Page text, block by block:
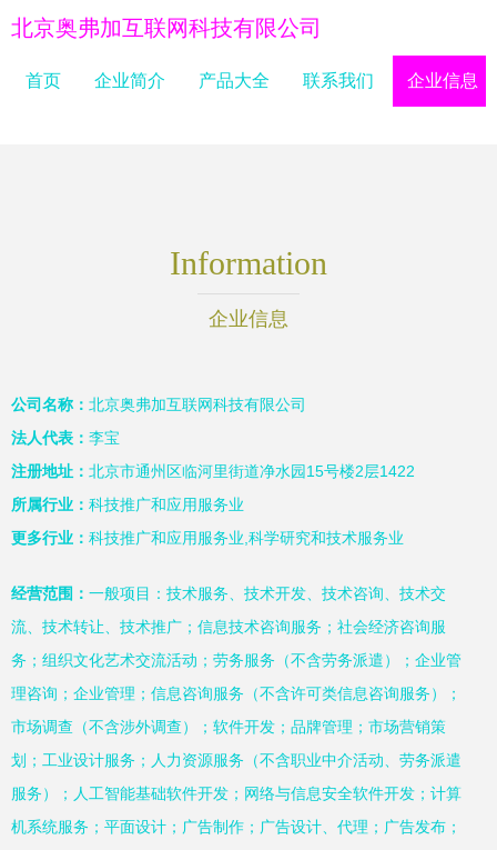
北京奥弗加互联网科技有限公司
首页 企业简介 产品大全 联系我们 企业信息
Information
企业信息
公司名称： 北京奥弗加互联网科技有限公司
法人代表： 李宝
注册地址： 北京市通州区临河里街道净水园15号楼2层1422
所属行业： 科技推广和应用服务业
更多行业： 科技推广和应用服务业,科学研究和技术服务业
经营范围： 一般项目：技术服务、技术开发、技术咨询、技术交
流、技术转让、技术推广；信息技术咨询服务；社会经济咨询服
务；组织文化艺术交流活动；劳务服务（不含劳务派遣）；企业管
理咨询；企业管理；信息咨询服务（不含许可类信息咨询服务）；
市场调查（不含涉外调查）；软件开发；品牌管理；市场营销策
划；工业设计服务；人力资源服务（不含职业中介活动、劳务派遣
服务）；人工智能基础软件开发；网络与信息安全软件开发；计算
机系统服务；平面设计；广告制作；广告设计、代理；广告发布；